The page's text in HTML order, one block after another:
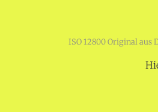
ISO 12800 Original aus